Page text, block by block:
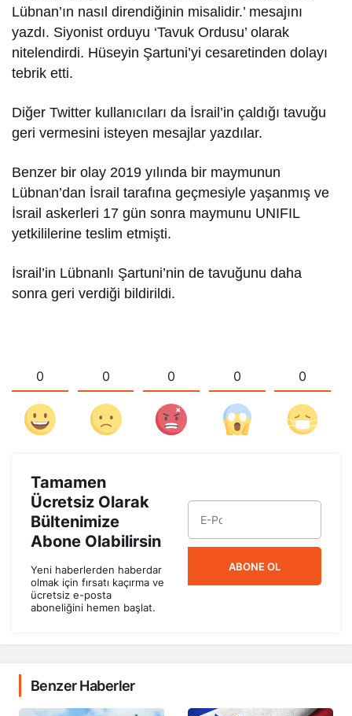
Lübnan’ın nasıl direndiğinin misalidir.’ mesajını
yazdı. Siyonist orduyu ‘Tavuk Ordusu’ olarak
nitelendirdi. Hüseyin Şartuni’yi cesaretinden dolayı
tebrik etti.
Diğer Twitter kullanıcıları da İsrail’in çaldığı tavuğu
geri vermesini isteyen mesajlar yazdılar.
Benzer bir olay 2019 yılında bir maymunun
Lübnan’dan İsrail tarafına geçmesiyle yaşanmış ve
İsrail askerleri 17 gün sonra maymunu UNIFIL
yetkililerine teslim etmişti.
İsrail’in Lübnanlı Şartuni’nin de tavuğunu daha
sonra geri verdiği bildirildi.
0 0 0 0 0
Tamamen
Ücretsiz Olarak
Bültenimize
Abone Olabilirsin
Yeni haberlerden haberdar
olmak için fırsatı kaçırma ve
ücretsiz e-posta
aboneliğini hemen başlat.
ABONE OL
Benzer Haberler